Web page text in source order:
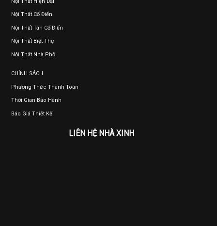
Nội Thất Cổ Điển
Nội Thất Tân Cổ Điển
Nội Thất Biệt Thự
Nội Thất Nhà Phố
CHÍNH SÁCH
Phương Thức Thanh Toán
Thời Gian Bảo Hành
Báo Giá Thiết Kế
LIÊN HỆ NHÀ XINH